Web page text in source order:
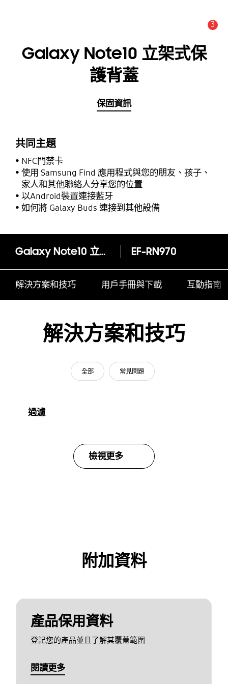
3
Galaxy Note10 立架式保
護背蓋
保固資訊
共同主題
NFC門禁卡
使用 Samsung Find 應用程式與您的朋友、孩子、
家人和其他聯絡人分享您的位置
以Android裝置連接藍牙
如何將 Galaxy Buds 連接到其他設備
Galaxy Note10 立架式保護背蓋 EF-RN970
解決方案和技巧 用戶手冊與下載 互動指南
解決方案和技巧
全部 常見問題
過濾
檢視更多
附加資料
產品保用資料
登記您的產品並且了解其覆蓋範圍
閱讀更多